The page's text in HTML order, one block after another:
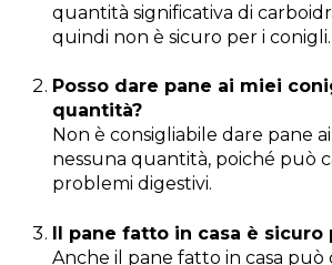
quantità significativa di
quindi non è sicuro per i conigli.
Posso dare pane ai miei
quantità?
Non è consigliabile dare pane
nessuna quantità, poiché può
problemi digestivi.
Il pane fatto in casa è sicuro
Anche il pane fatto in casa